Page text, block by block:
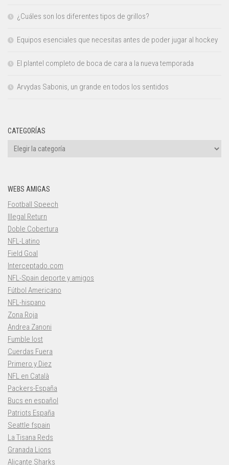
¿Cuáles son los diferentes tipos de grillos?
Equipos esenciales que necesitas antes de poder jugar al hockey
El plantel completo de boca de cara a la nueva temporada
Arvydas Sabonis, un grande en todos los sentidos
CATEGORÍAS
Categorías
WEBS AMIGAS
Football Speech
Illegal Return
Doble Cobertura
NFL-Latino
Field Goal
Interceptado.com
NFL-Spain deporte y amigos
Fútbol Americano
NFL-hispano
Zona Roja
Andrea Zanoni
Fumble lost
Cuerdas Fuera
Primero y Diez
NFL en Català
Packers-España
Bucs en español
Patriots España
Seattle fspain
La Tisana Reds
Granada Lions
Alicante Sharks